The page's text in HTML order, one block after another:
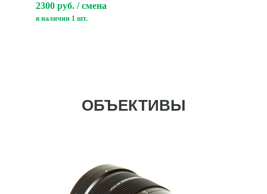
2300 руб. / смена
в наличии 1 шт.